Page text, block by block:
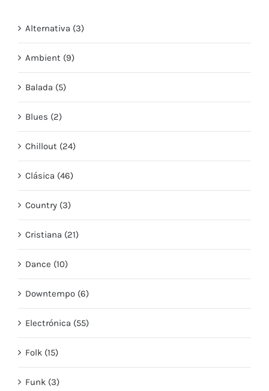
Alternativa (3)
Ambient (9)
Balada (5)
Blues (2)
Chillout (24)
Clásica (46)
Country (3)
Cristiana (21)
Dance (10)
Downtempo (6)
Electrónica (55)
Folk (15)
Funk (3)